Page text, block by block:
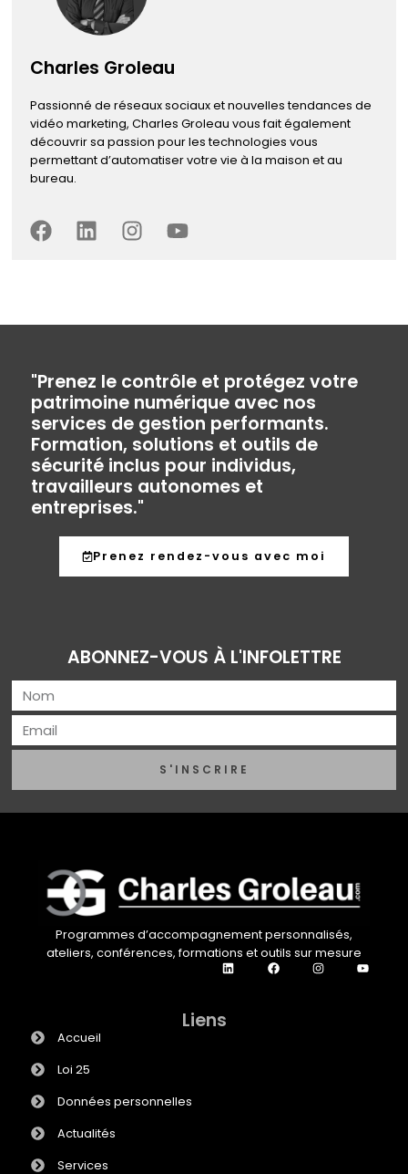
Charles Groleau
Passionné de réseaux sociaux et nouvelles tendances de
vidéo marketing, Charles Groleau vous fait également
découvrir sa passion pour les technologies vous
permettant d’automatiser votre vie à la maison et au
bureau.
"Prenez le contrôle et protégez votre
patrimoine numérique avec nos
services de gestion performants.
Formation, solutions et outils de
sécurité inclus pour individus,
travailleurs autonomes et
entreprises."
Prenez rendez-vous avec moi
ABONNEZ-VOUS À L'INFOLETTRE
S'INSCRIRE
Programmes d’accompagnement personnalisés,
ateliers, conférences, formations et outils sur mesure
Liens
Accueil
Loi 25
Données personnelles
Actualités
Services